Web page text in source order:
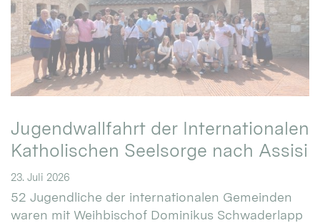
Jugendwallfahrt der Internationalen
Katholischen Seelsorge nach Assisi
23. Juli 2026
52 Jugendliche der internationalen Gemeinden
waren mit Weihbischof Dominikus Schwaderlapp